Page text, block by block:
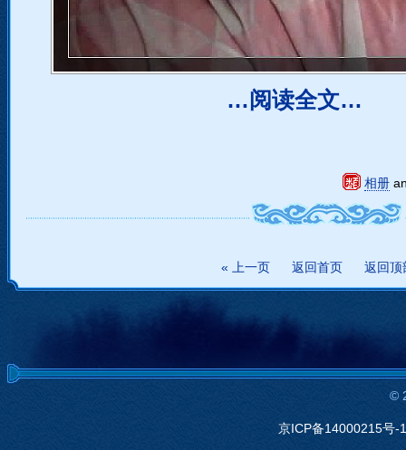
…阅读全文…
相册
« 上一页 返回首页 返回顶
©
京ICP备14000215号-1